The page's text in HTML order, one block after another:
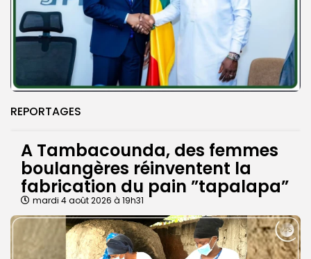
REPORTAGES
A Tambacounda, des femmes
boulangères réinventent la
fabrication du pain ”tapalapa”
mardi 4 août 2026 à 19h31